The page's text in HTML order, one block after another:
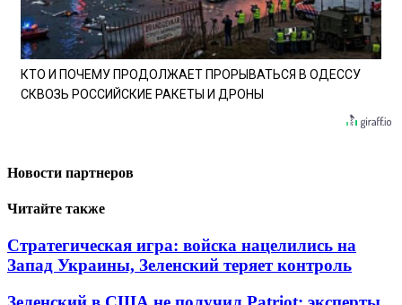
КТО И ПОЧЕМУ ПРОДОЛЖАЕТ ПРОРЫВАТЬСЯ В ОДЕССУ
СКВОЗЬ РОССИЙСКИЕ РАКЕТЫ И ДРОНЫ
Новости партнеров
Читайте также
Стратегическая игра: войска нацелились на
Запад Украины, Зеленский теряет контроль